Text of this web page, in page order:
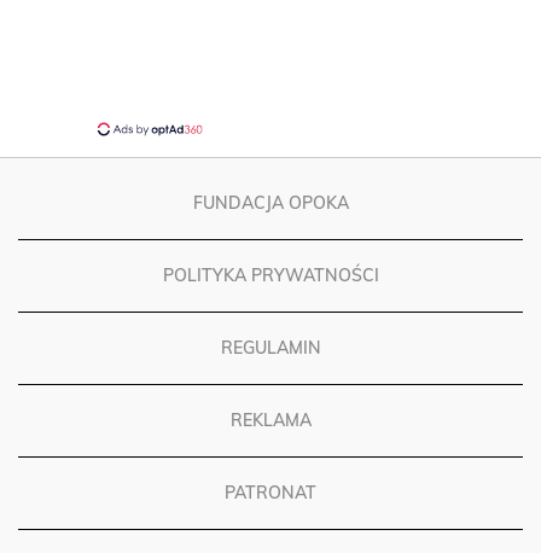
FUNDACJA OPOKA
POLITYKA PRYWATNOŚCI
REGULAMIN
REKLAMA
PATRONAT